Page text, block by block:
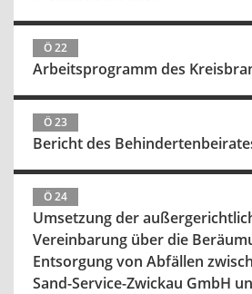
Ö 22
Arbeitsprogramm des
Ö 23
Bericht des
Ö 24
Umsetzung der
Vereinbarung über die
Entsorgung von Abfällen
Sand-Service-Zwickau GmbH